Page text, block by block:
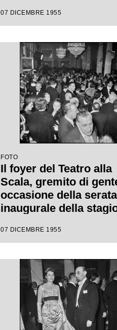
l'opera "Norma" di
da Antonino Votto,
regia di Margherita
Wallmann
07 DICEMBRE 1955
FOTO
Il foyer del Teatro alla
Scala, gremito di
occasione della serata
inaugurale della
l'opera "Norma" di
da Antonino Votto,
regia di Margherita
Wallmann
07 DICEMBRE 1955